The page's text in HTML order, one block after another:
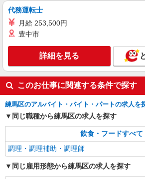
33万円(試用期間3ヶ月) 残業が発生した場合、残業
本給12ヵ月＋賞与）
想定年収（理論年収＋
4,250,930〜5,195,581円
に応じて決定します。
グランダ井荻 （東京
キープ
コンパスグループ・ジャパン株式会社
調理師責任者【正社員】
月給30万円〜35万円 試用期間中 月給30万円〜
35万円(試用期間3ヶ月) 残業が発生した場合、残業
代を1分単位で別途支給し
前職給与に応じて決定し
グレースメイト鷺ノ
区中村南3-24-12）
代務運転士
月給 253,500円
豊中市
詳細を見る
このお仕事に関連する条件で探す
練馬区のアルバイト・バイト・パートの求人を
同じ職種から練馬区の求人を探す
飲食・フードすべて
調理・調理補助・調理師
同じ雇用形態から練馬区の求人を探す